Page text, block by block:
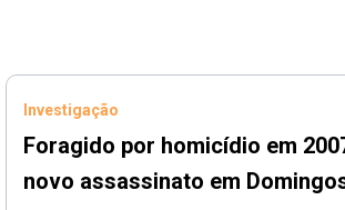
Investigação
Foragido por homicídio em
novo assassinato em